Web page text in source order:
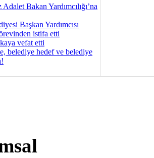
Adalet Bakan Yardımcılığı’na
Başkan Yardımcısı
istifa etti
vefat etti
belediye hedef ve belediye